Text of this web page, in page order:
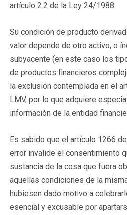
artículo 2.2 de la Ley 24/1988.
Su condición de producto
valor depende de otro activo, o
subyacente (en este caso los
de productos financieros
la exclusión contemplada en el
LMV, por lo que adquiere
información de la entidad
Es sabido que el artículo 1266
error invalide el consentimiento
sustancia de la cosa que fuera
aquellas condiciones de la
hubiesen dado motivo a
esencial y excusable por